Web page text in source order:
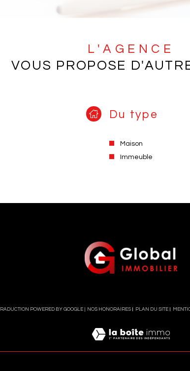
L'AGENCE
VOUS PROPOSE
Du type
Maison
Immeuble
POWERED BY GOOGLE | NOS HONORAIRES PLAN DU SITE